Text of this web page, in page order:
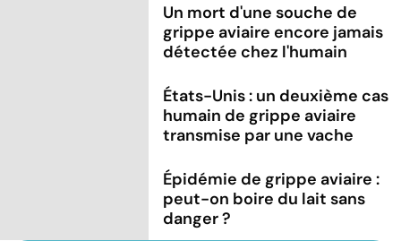
Un mort d'une souche de
grippe aviaire encore jamais
détectée chez l'humain
États-Unis : un deuxième cas
humain de grippe aviaire
transmise par une vache
Épidémie de grippe aviaire :
peut-on boire du lait sans
danger ?